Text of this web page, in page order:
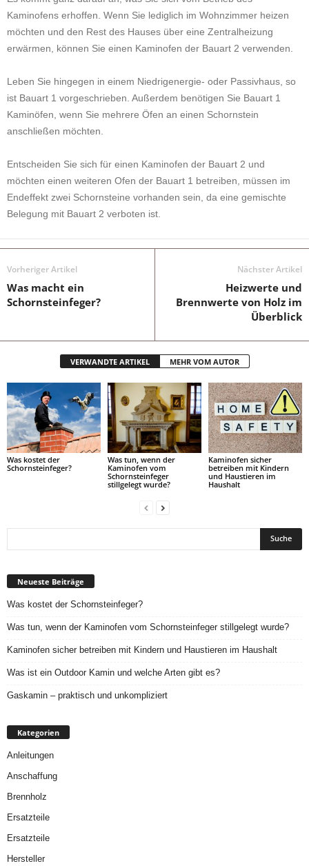
Kaminofens erhoffen. Wenn Sie lediglich im Wohnzimmer heizen
möchten und den Rest des Hauses über eine Zentralheizung
erwärmen, können Sie einen Kaminofen der Bauart 2 verwenden.
Leben Sie hingegen in einem Niedrigenergie- oder Passivhaus, so
ist Bauart 1 vorgeschrieben. Außerdem benötigen Sie Bauart 1
Kaminöfen, wenn Sie mehrere Öfen an einen Schornstein
anschließen möchten.
Entscheiden Sie sich für einen Kaminofen der Bauart 2 und
möchten einen weiteren Ofen der Bauart 1 betreiben, müssen im
Endeffekt zwei Schornsteine vorhanden sein, da eine gemischte
Belegung mit Bauart 2 verboten ist.
Vorheriger Artikel
Was macht ein
Schornsteinfeger?
Nächster Artikel
Heizwerte und
Brennwerte von Holz im
Überblick
VERWANDTE ARTIKEL MEHR VOM AUTOR
Was kostet der
Schornsteinfeger?
Was tun, wenn der
Kaminofen vom
Schornsteinfeger
stillgelegt wurde?
Kaminofen sicher
betreiben mit Kindern
und Haustieren im
Haushalt
Neueste Beiträge
Was kostet der Schornsteinfeger?
Was tun, wenn der Kaminofen vom Schornsteinfeger stillgelegt wurde?
Kaminofen sicher betreiben mit Kindern und Haustieren im Haushalt
Was ist ein Outdoor Kamin und welche Arten gibt es?
Gaskamin – praktisch und unkompliziert
Kategorien
Anleitungen
Anschaffung
Brennholz
Ersatzteile
Ersatzteile
Hersteller